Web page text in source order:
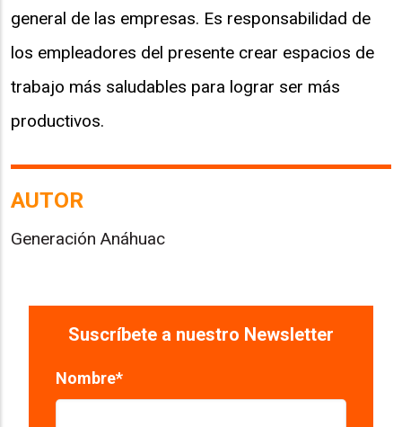
general de las empresas. Es responsabilidad de
los empleadores del presente crear espacios de
trabajo más saludables para lograr ser más
productivos.
AUTOR
Generación Anáhuac
Suscríbete a nuestro Newsletter
Nombre*